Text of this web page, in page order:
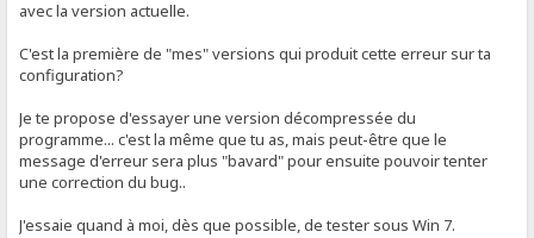
avec la version actuelle.
C'est la première de "mes" versions qui produit cette erreur sur ta
configuration?
Je te propose d'essayer une version décompressée du
programme... c'est la même que tu as, mais peut-être que le
message d'erreur sera plus "bavard" pour ensuite pouvoir tenter
une correction du bug..
J'essaie quand à moi, dès que possible, de tester sous Win 7.